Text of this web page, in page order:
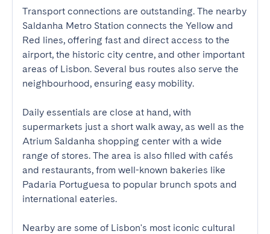
Transport connections are outstanding. The nearby
Saldanha Metro Station connects the Yellow and
Red lines, offering fast and direct access to the
airport, the historic city centre, and other important
areas of Lisbon. Several bus routes also serve the
neighbourhood, ensuring easy mobility.
Daily essentials are close at hand, with
supermarkets just a short walk away, as well as the
Atrium Saldanha shopping center with a wide
range of stores. The area is also filled with cafés
and restaurants, from well-known bakeries like
Padaria Portuguesa to popular brunch spots and
international eateries.
Nearby are some of Lisbon's most iconic cultural